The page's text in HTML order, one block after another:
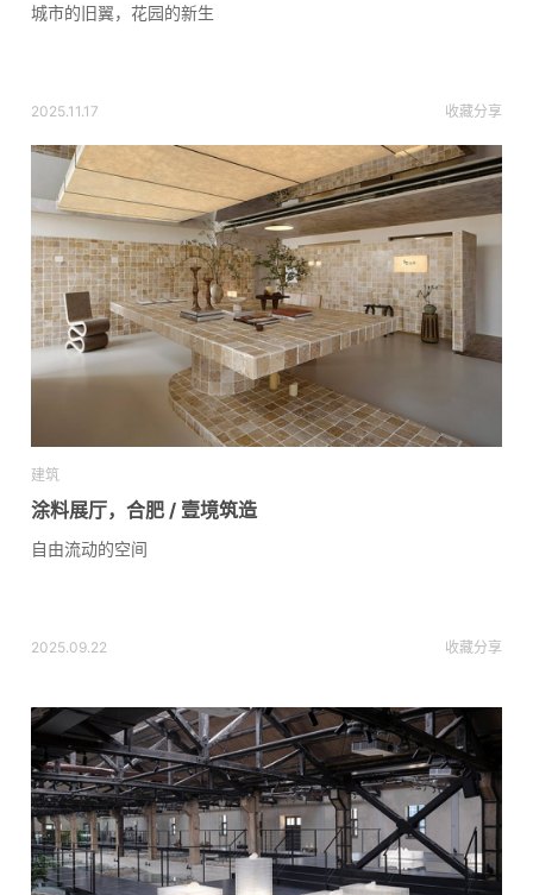
城市的旧翼，花园的新生
2025.11.17 收藏分享
建筑
涂料展厅，合肥 / 壹境筑造
自由流动的空间
2025.09.22 收藏分享